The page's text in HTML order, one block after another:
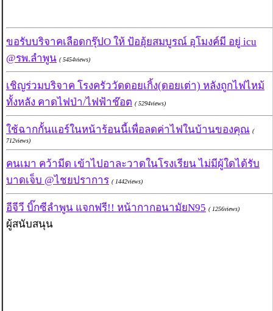
ขอรับบริจาคเลือดกรุ๊ปO ให้ ป้ออุ้ยสมบูรณ์ อุโมงค์มี อยู่ icu
@รพ.ลำพูน ( 5454views)
เชิญร่วมบริจาค โรงครัววัดดอยเกิ้ง(ดอยเต่า) หลังถูกไฟไหม้
ทั้งหลัง คาดไฟป่า/ไฟฟ้าช๊อต ( 5294views)
ใช้ฉากกั้นแอร์ในหน้าร้อนนี้เพื่อลดค่าไฟในบ้านของคุณ (
712views)
คนเมา คว้ามีด เข้าไปอาละวาดในโรงเรียน ไม่มีผู้ใดได้รับ
บาดเจ็บ @ไชยปราการ ( 1442views)
อีจีวี บิ๊กซีลำพูน แจกฟรี!! หน้ากากอนามัยN95 ( 1256views)
ผู้สนับสนุน